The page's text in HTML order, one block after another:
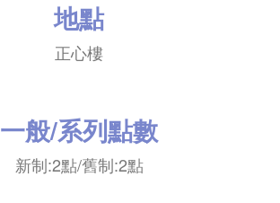
地點
正心樓
一般/系列點數
新制:2點/舊制:2點